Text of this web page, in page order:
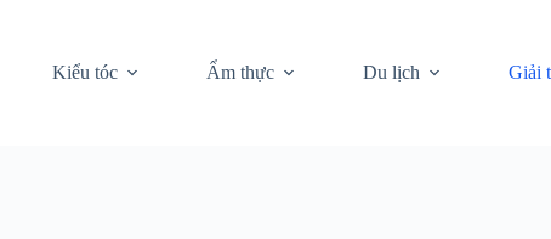
Kiểu tóc Ẩm thực Du lịch Giải